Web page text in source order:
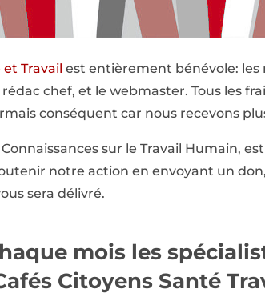
et Travail est entièrement bénévole: les
chef, et le webmaster. Tous les
conséquent car nous recevons
sur le Travail Humain,
notre action en envoyant un
sera délivré.
mois les
Citoyens Santé